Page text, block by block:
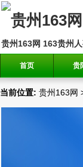
贵州163网 163贵州
首页 贵
当前位置: 贵州163网